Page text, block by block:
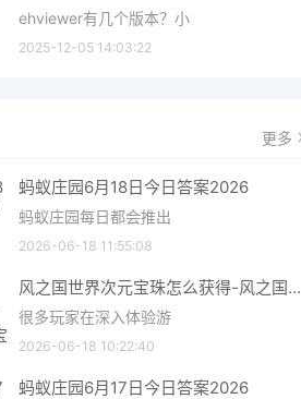
ehviewer有几个版本？小
2025-12-05 14:03:22
更多
蚂蚁庄园6月18日今日答案2026
蚂蚁庄园每日都会推出
2026-06-18 11:55:08
风之国世界次元宝珠怎么获得-风之国世界次元宝珠获取方法介绍
很多玩家在深入体验游
2026-06-18 10:22:40
蚂蚁庄园6月17日今日答案2026